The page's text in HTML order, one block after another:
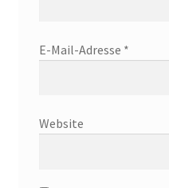
E-Mail-Adresse *
Website